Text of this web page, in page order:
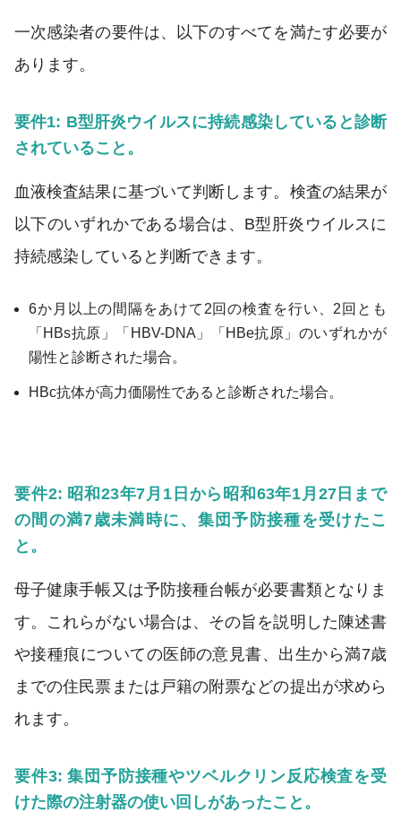
一次感染者の要件は、以下のすべてを満たす必要が
あります。
要件1: B型肝炎ウイルスに持続感染していると診断
されていること。
血液検査結果に基づいて判断します。検査の結果が
以下のいずれかである場合は、B型肝炎ウイルスに
持続感染していると判断できます。
6か月以上の間隔をあけて2回の検査を行い、2回とも
「HBs抗原」「HBV-DNA」「HBe抗原」のいずれかが
陽性と診断された場合。
HBc抗体が高力価陽性であると診断された場合。
要件2: 昭和23年7月1日から昭和63年1月27日まで
の間の満7歳未満時に、集団予防接種を受けたこ
と。
母子健康手帳又は予防接種台帳が必要書類となりま
す。これらがない場合は、その旨を説明した陳述書
や接種痕についての医師の意見書、出生から満7歳
までの住民票または戸籍の附票などの提出が求めら
れます。
要件3: 集団予防接種やツベルクリン反応検査を受
けた際の注射器の使い回しがあったこと。